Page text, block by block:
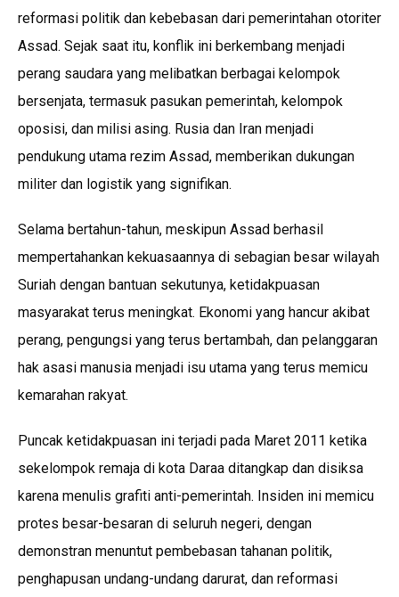
reformasi politik dan kebebasan dari pemerintahan otoriter
Assad. Sejak saat itu, konflik ini berkembang menjadi
perang saudara yang melibatkan berbagai kelompok
bersenjata, termasuk pasukan pemerintah, kelompok
oposisi, dan milisi asing. Rusia dan Iran menjadi
pendukung utama rezim Assad, memberikan dukungan
militer dan logistik yang signifikan.
Selama bertahun-tahun, meskipun Assad berhasil
mempertahankan kekuasaannya di sebagian besar wilayah
Suriah dengan bantuan sekutunya, ketidakpuasan
masyarakat terus meningkat. Ekonomi yang hancur akibat
perang, pengungsi yang terus bertambah, dan pelanggaran
hak asasi manusia menjadi isu utama yang terus memicu
kemarahan rakyat.
Puncak ketidakpuasan ini terjadi pada Maret 2011 ketika
sekelompok remaja di kota Daraa ditangkap dan disiksa
karena menulis grafiti anti-pemerintah. Insiden ini memicu
protes besar-besaran di seluruh negeri, dengan
demonstran menuntut pembebasan tahanan politik,
penghapusan undang-undang darurat, dan reformasi